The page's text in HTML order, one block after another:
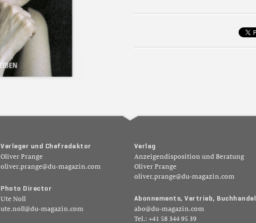
Ver leger un d Ch ef reda kt or
Oliver Prange
oliver.prange@du-magazin.com
Pho to D ir ecto r
Ute Noll
ute.noll@du-magazin.com
Verl ag
Anzeigendisposition und Beratung
Oliver Prange
oliver.prange@du-magazin.com
Ab on nement s, Ver tr ieb, Buchh an del
abo@du-magazin.com
Tel.: +41 58 344 95 39